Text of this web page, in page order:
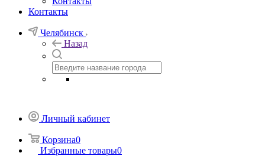
Контакты
Челябинск
Назад
Личный кабинет
Корзина0
Избранные товары0